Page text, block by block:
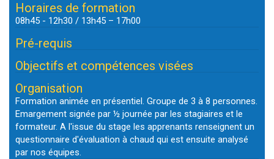
Horaires de formation
08h45 - 12h30 / 13h45 – 17h00
Pré-requis
Objectifs et compétences visées
Organisation
Formation animée en présentiel. Groupe de 3 à 8 personnes.
Emargement signée par ½ journée par les stagiaires et le
formateur. A l'issue du stage les apprenants renseignent un
questionnaire d'évaluation à chaud qui est ensuite analysé
par nos équipes.